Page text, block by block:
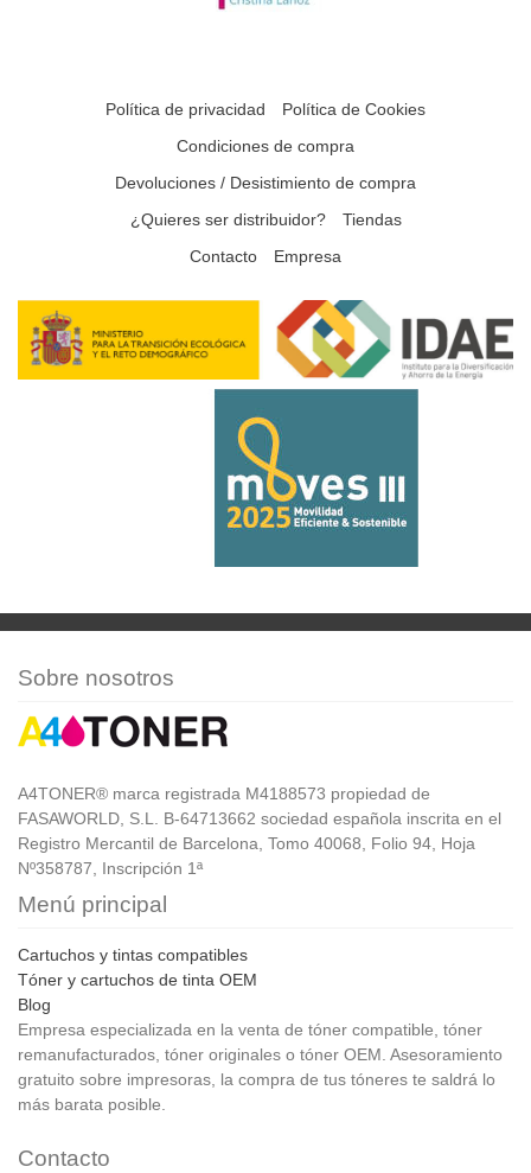
Política de privacidad
Política de Cookies
Condiciones de compra
Devoluciones / Desistimiento de compra
¿Quieres ser distribuidor?
Tiendas
Contacto
Empresa
Sobre nosotros
A4TONER® marca registrada M4188573 propiedad de
FASAWORLD, S.L. B-64713662 sociedad española inscrita en el
Registro Mercantil de Barcelona, Tomo 40068, Folio 94, Hoja
Nº358787, Inscripción 1ª
Menú principal
Cartuchos y tintas compatibles
Tóner y cartuchos de tinta OEM
Blog
Empresa especializada en la venta de tóner compatible, tóner
remanufacturados, tóner originales o tóner OEM. Asesoramiento
gratuito sobre impresoras, la compra de tus tóneres te saldrá lo
más barata posible.
Contacto